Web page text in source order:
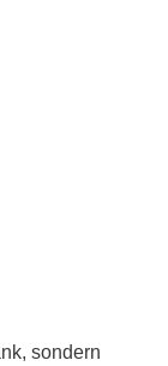
sondern